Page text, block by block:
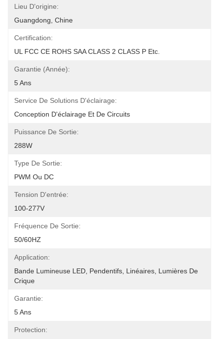
Lieu D'origine:
Guangdong, Chine
Certification:
UL FCC CE ROHS SAA CLASS 2 CLASS P Etc.
Garantie (année):
5 Ans
Service De Solutions D'éclairage:
Conception D'éclairage Et De Circuits
Puissance De Sortie:
288W
Type De Sortie:
PWM Ou DC
Tension D'entrée:
100-277V
Fréquence De Sortie:
50/60HZ
Application:
Bande Lumineuse LED, Pendentifs, Linéaires, Lumières De
Crique
Garantie:
5 Ans
Protection: